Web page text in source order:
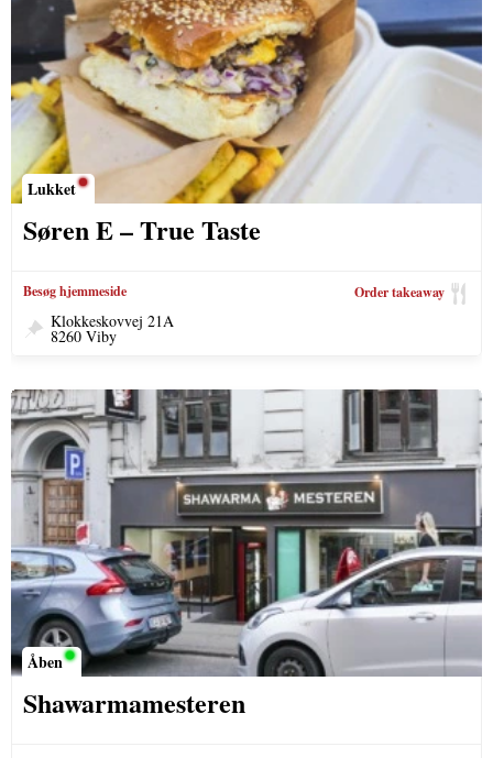
Lukket
Søren E – True Taste
Besøg hjemmeside Order takeaway
Klokkeskovvej 21A
8260 Viby
Åben
Shawarmamesteren